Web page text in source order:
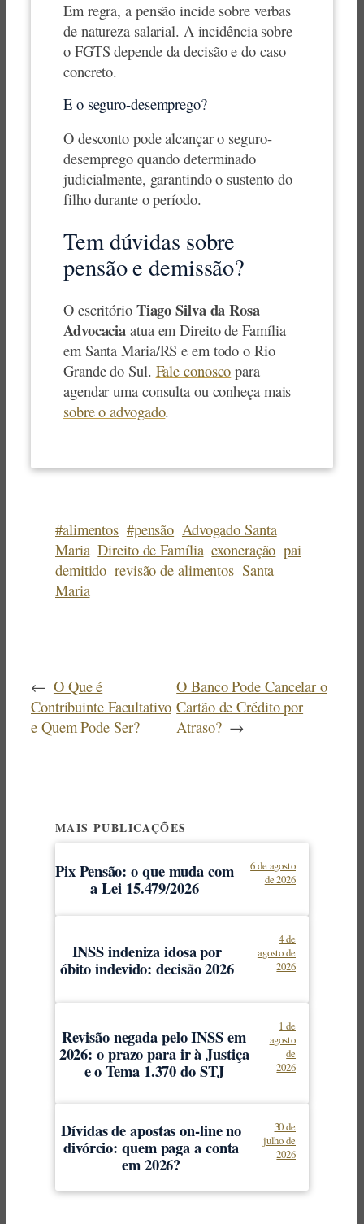
Em regra, a pensão incide sobre verbas
de natureza salarial. A incidência sobre
o FGTS depende da decisão e do caso
concreto.
E o seguro-desemprego?
O desconto pode alcançar o seguro-
desemprego quando determinado
judicialmente, garantindo o sustento do
filho durante o período.
Tem dúvidas sobre
pensão e demissão?
O escritório Tiago Silva da Rosa
Advocacia atua em Direito de Família
em Santa Maria/RS e em todo o Rio
Grande do Sul. Fale conosco para
agendar uma consulta ou conheça mais
sobre o advogado.
#alimentos #pensão Advogado Santa
Maria Direito de Família exoneração pai
demitido revisão de alimentos Santa
Maria
← O Que é
Contribuinte Facultativo
e Quem Pode Ser?
O Banco Pode Cancelar o
Cartão de Crédito por
Atraso? →
MAIS PUBLICAÇÕES
Pix Pensão: o que muda com
a Lei 15.479/2026
6 de agosto
de 2026
INSS indeniza idosa por
óbito indevido: decisão 2026
4 de
agosto de
2026
Revisão negada pelo INSS em
2026: o prazo para ir à Justiça
e o Tema 1.370 do STJ
1 de
agosto
de
2026
Dívidas de apostas on-line no
divórcio: quem paga a conta
em 2026?
30 de
julho de
2026